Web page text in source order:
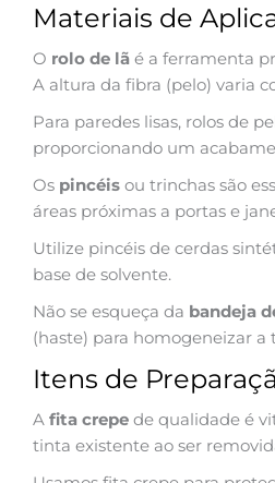
Materiais de
O rolo de lã é a ferramenta
A altura da fibra (pelo) varia
Para paredes lisas, rolos de
proporcionando um
Os pincéis ou trinchas são
áreas próximas a portas e
Utilize pincéis de cerdas
base de solvente.
Não se esqueça da bandeja
(haste) para homogeneizar a
Itens de
A fita crepe de qualidade é
tinta existente ao ser